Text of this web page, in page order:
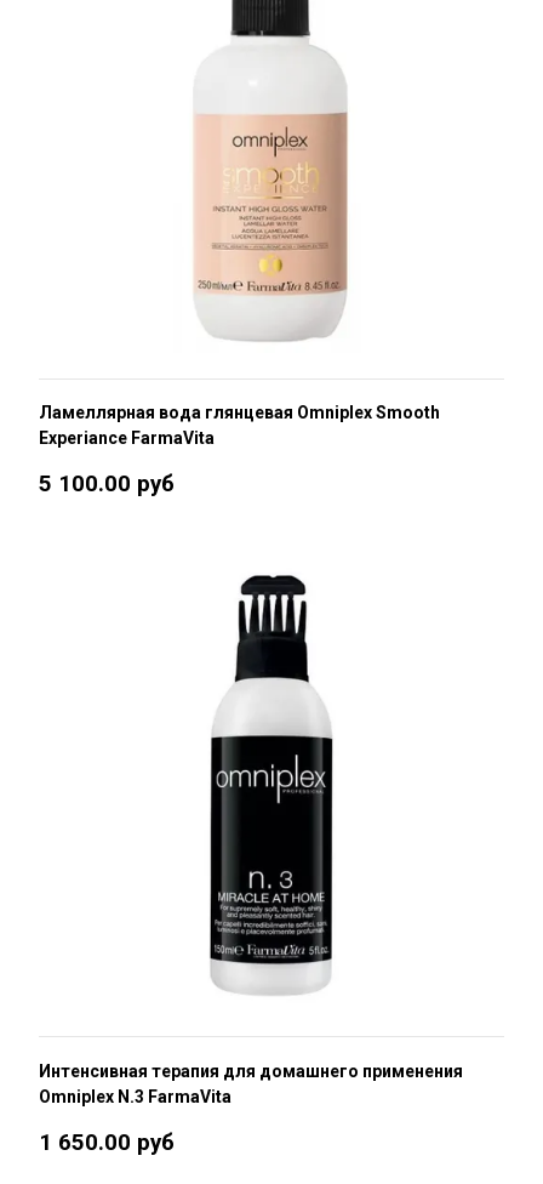
Ламеллярная вода глянцевая Omniplex Smooth
Experiance FarmaVita
5 100.00 руб
Интенсивная терапия для домашнего применения
Omniplex N.3 FarmaVita
1 650.00 руб